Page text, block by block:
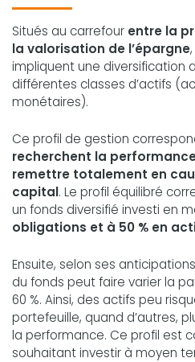
Situés au carrefour entre la
la valorisation de l’épargne,
impliquent une diversification
différentes classes d’actifs
monétaires).
Ce profil de gestion
recherchent la
remettre totalement en
capital. Le profil équilibré
un fonds diversifié investi en
obligations et à 50 % en
Ensuite, selon ses
du fonds peut faire varier la
60 %. Ainsi, des actifs peu
portefeuille, quand d’autres,
la performance. Ce profil est
souhaitant investir à moyen